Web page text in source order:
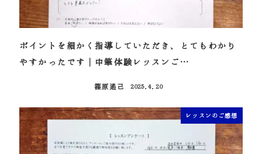
ポイントを細かく指導していただき、とてもわかり
やすかったです｜中筆体験レッスンご…
篠原遙己
2025.4.20
レッスンのご感想